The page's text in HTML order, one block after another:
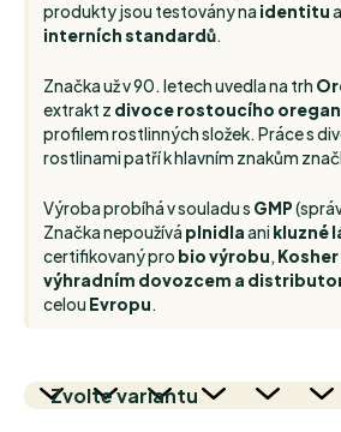
produkty jsou testovány na identitua
interních standardů.
Značka už v 90. letech uvedla na trh
extrakt z divoce rostoucího
profilem rostlinných složek. Práce s
rostlinami patří k hlavním znakům
Výroba probíhá v souladu s GMP
Značka nepoužívá plnidlaani kluzné
certifikovaný pro bio výrobu, Kosher
výhradním dovozcem a
celou Evropu.